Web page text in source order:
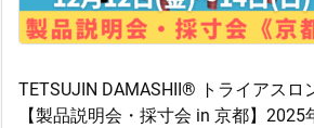
TETSUJIN DAMASHII® トライアスロ
【製品説明会・採寸会 in 京都】2025